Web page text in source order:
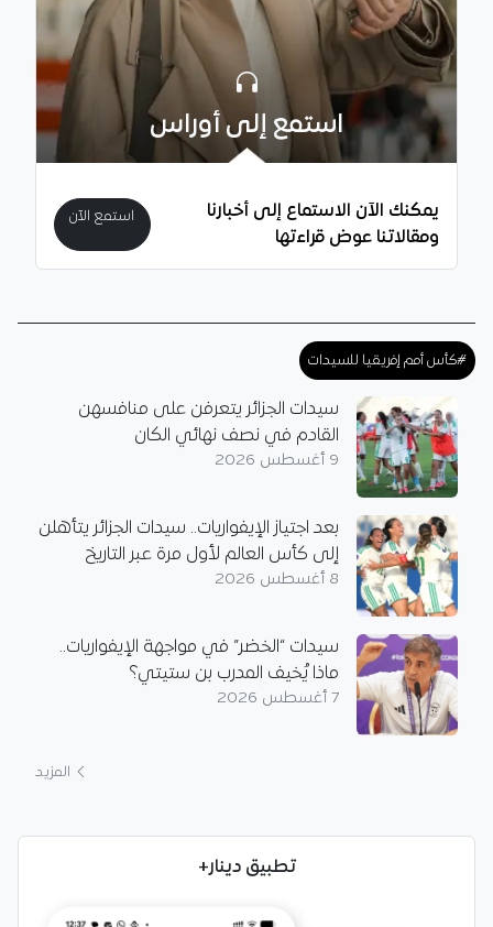
استمع إلى أوراس
يمكنك الآن الاستماع إلى أخبارنا
ومقالاتنا عوض قراءتها
استمع الآن
#كأس أمم إفريقيا للسيدات
سيدات الجزائر يتعرفن على منافسهن
القادم في نصف نهائي الكان
9 أغسطس 2026
بعد اجتياز الإيفواريات.. سيدات الجزائر يتأهلن
إلى كأس العالم لأول مرة عبر التاريخ
8 أغسطس 2026
سيدات “الخضر” في مواجهة الإيفواريات..
ماذا يُخيف المدرب بن ستيتي؟
7 أغسطس 2026
المزيد
تطبيق دينار+